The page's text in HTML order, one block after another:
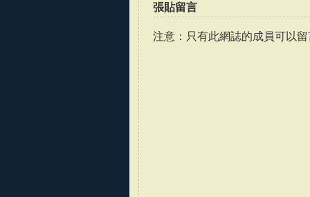
張貼留言
注意：只有此網誌的成員可以